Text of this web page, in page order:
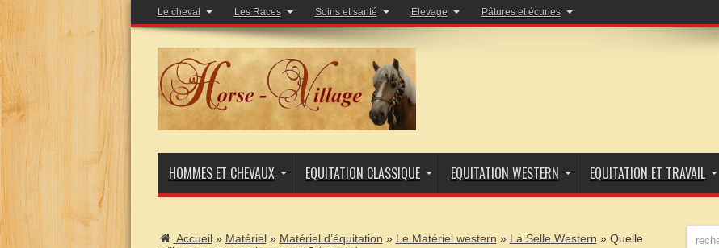
Le cheval Les Races Soins et santé Elevage Pâtures et écuries
HOMMES ET CHEVAUX EQUITATION CLASSIQUE EQUITATION WESTERN EQUITATION ET TRAVAIL
Accueil » Matériel » Matériel d’équitation » Le Matériel western » La Selle Western » Quelle